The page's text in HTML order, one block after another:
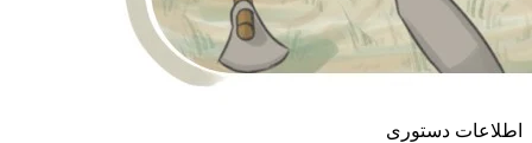
اطلاعات دستوری